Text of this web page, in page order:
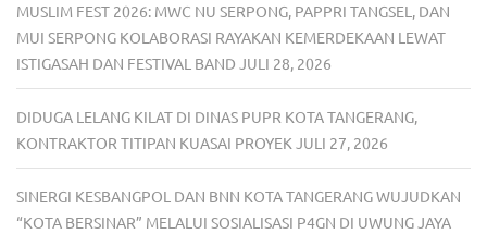
MUSLIM FEST 2026: MWC NU SERPONG, PAPPRI TANGSEL, DAN
MUI SERPONG KOLABORASI RAYAKAN KEMERDEKAAN LEWAT
ISTIGASAH DAN FESTIVAL BAND JULI 28, 2026
DIDUGA LELANG KILAT DI DINAS PUPR KOTA TANGERANG,
KONTRAKTOR TITIPAN KUASAI PROYEK JULI 27, 2026
SINERGI KESBANGPOL DAN BNN KOTA TANGERANG WUJUDKAN
“KOTA BERSINAR” MELALUI SOSIALISASI P4GN DI UWUNG JAYA